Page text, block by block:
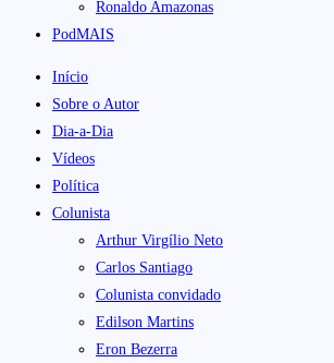
Ronaldo Amazonas
PodMAIS
Início
Sobre o Autor
Dia-a-Dia
Vídeos
Política
Colunista
Arthur Virgílio Neto
Carlos Santiago
Colunista convidado
Edilson Martins
Eron Bezerra